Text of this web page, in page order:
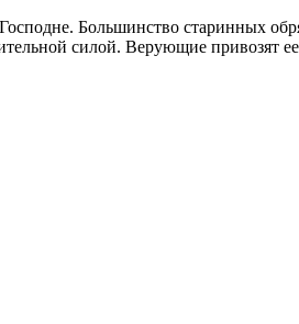
Большинство старинных
силой. Верующие привозят